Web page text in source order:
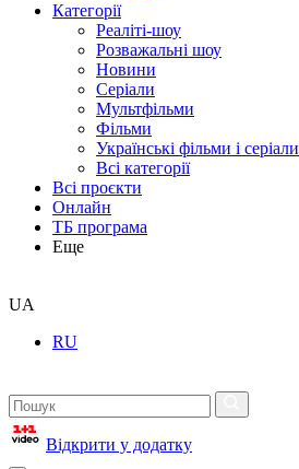
Категорії
Реаліті-шоу
Розважальні шоу
Новини
Серіали
Мультфільми
Фільми
Українські фільми і серіали
Всі категорії
Всі проєкти
Онлайн
ТБ програма
Еще
UA
RU
Відкрити у додатку